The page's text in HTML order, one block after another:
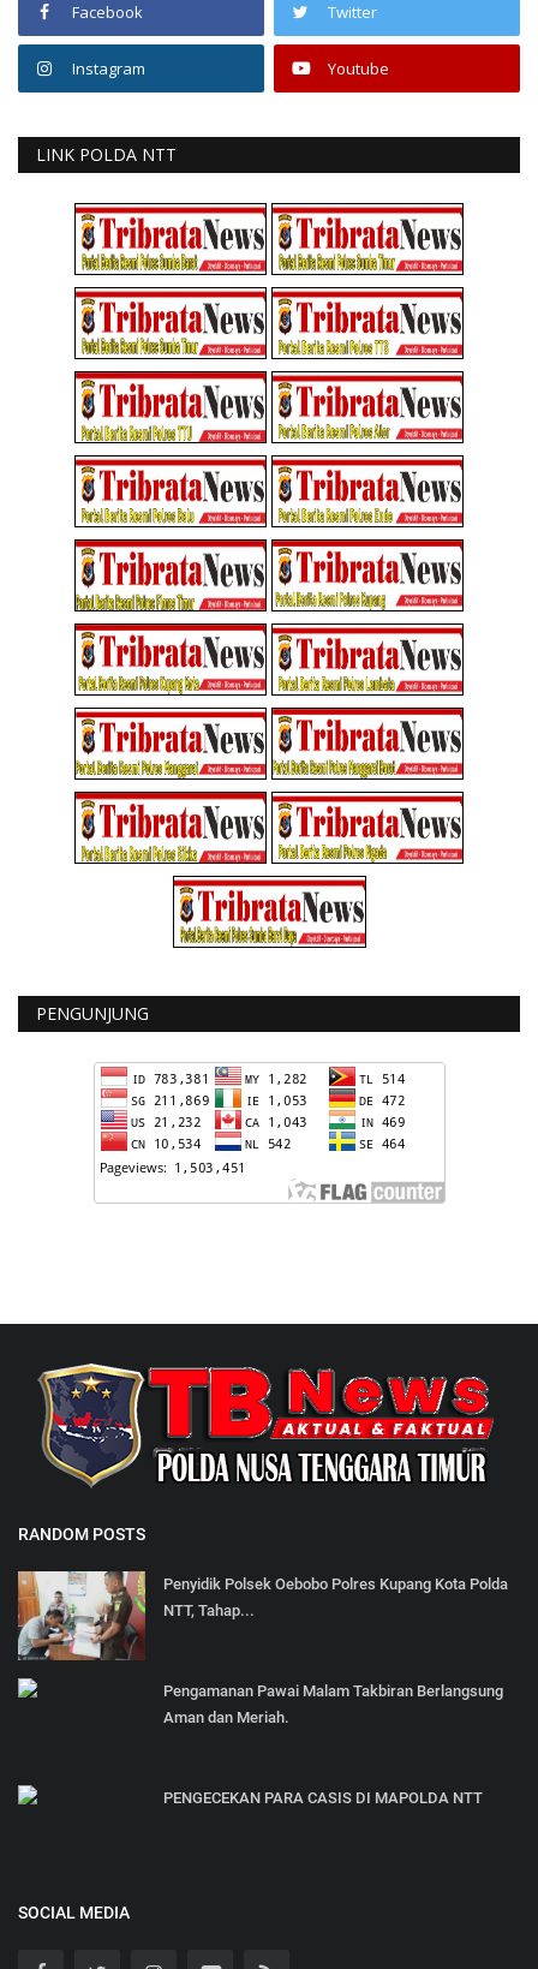
Facebook Twitter
Instagram Youtube
LINK POLDA NTT
PENGUNJUNG
RANDOM POSTS
Penyidik Polsek Oebobo Polres Kupang Kota Polda
NTT, Tahap...
Pengamanan Pawai Malam Takbiran Berlangsung
Aman dan Meriah.
PENGECEKAN PARA CASIS DI MAPOLDA NTT
SOCIAL MEDIA